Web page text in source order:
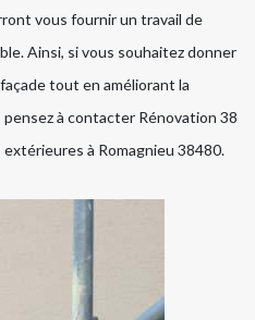
vous fournir un travail de
Ainsi, si vous souhaitez donner
tout en améliorant la
à contacter Rénovation 38
à Romagnieu 38480.